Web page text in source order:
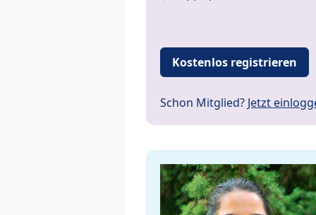
Kostenlos registrieren
Schon Mitglied? Jetzt